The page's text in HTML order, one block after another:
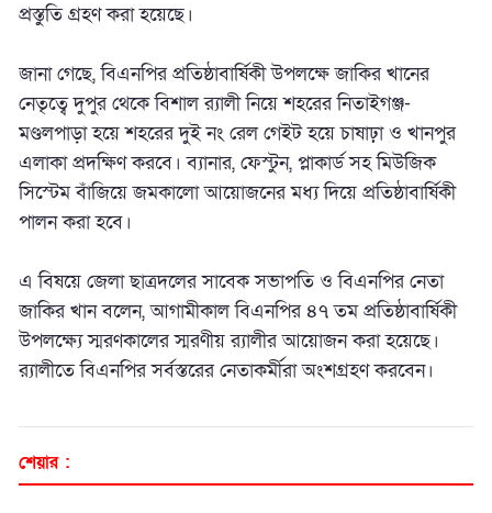
প্রস্তুতি গ্রহণ করা হয়েছে।
জানা গেছে, বিএনপির প্রতিষ্ঠাবার্ষিকী উপলক্ষে জাকির খানের
নেতৃত্বে দুপুর থেকে বিশাল র‌্যালী নিয়ে শহরের নিতাইগঞ্জ-
মণ্ডলপাড়া হয়ে শহরের দুই নং রেল গেইট হয়ে চাষাঢ়া ও খানপুর
এলাকা প্রদক্ষিণ করবে। ব্যানার, ফেস্টুন, প্লাকার্ড সহ মিউজিক
সিস্টেম বাঁজিয়ে জমকালো আয়োজনের মধ্য দিয়ে প্রতিষ্ঠাবার্ষিকী
পালন করা হবে।
এ বিষয়ে জেলা ছাত্রদলের সাবেক সভাপতি ও বিএনপির নেতা
জাকির খান বলেন, আগামীকালবিএনপির ৪৭ তম প্রতিষ্ঠাবার্ষিকী
উপলক্ষ্যে স্মরণকালের স্মরণীয় র‌্যালীর আয়োজন করা হয়েছে।
র‌্যালীতে বিএনপির সর্বস্তরের নেতাকর্মীরা অংশগ্রহণ করবেন।
শেয়ার :